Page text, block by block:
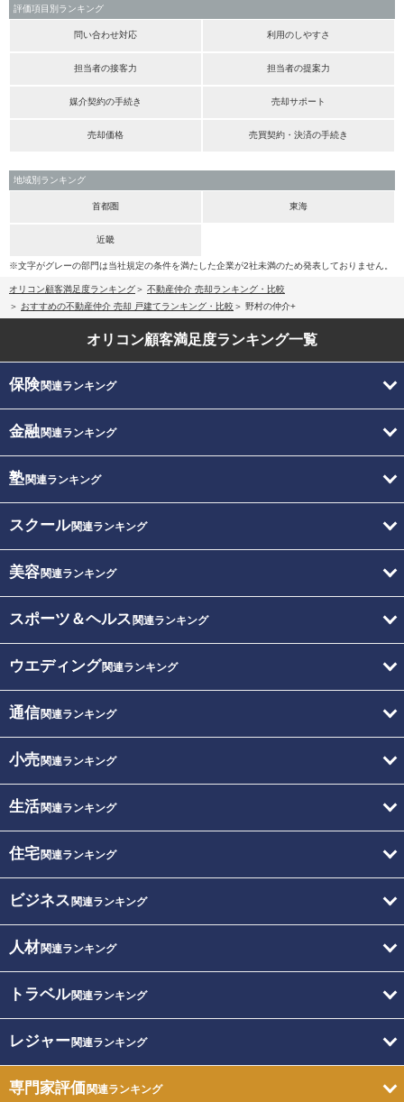
評価項目別ランキング
問い合わせ対応 利用のしやすさ
担当者の接客力 担当者の提案力
媒介契約の手続き 売却サポート
売却価格 売買契約・決済の手続き
地域別ランキング
首都圏 東海
近畿
※文字がグレーの部門は当社規定の条件を満たした企業が2社未満のため発表しておりません。
オリコン顧客満足度ランキング
不動産仲介 売却ランキング・比較
おすすめの不動産仲介 売却 戸建てランキング・比較
野村の仲介+
オリコン顧客満足度ランキング一覧
保険関連ランキング
金融関連ランキング
塾関連ランキング
スクール関連ランキング
美容関連ランキング
スポーツ＆ヘルス 関連ランキング
ウエディング関連ランキング
通信関連ランキング
小売関連ランキング
生活関連ランキング
住宅関連ランキング
ビジネス 関連ランキング
人材関連ランキング
トラベル関連ランキング
レジャー関連ランキング
専門家評価関連ランキング